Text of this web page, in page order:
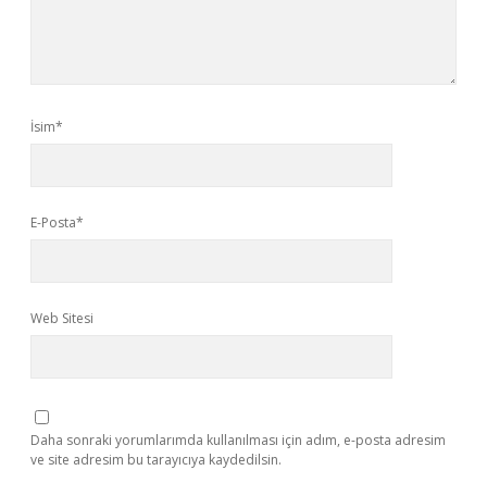
İsim*
E-Posta*
Web Sitesi
Daha sonraki yorumlarımda kullanılması için adım, e-posta adresim
ve site adresim bu tarayıcıya kaydedilsin.